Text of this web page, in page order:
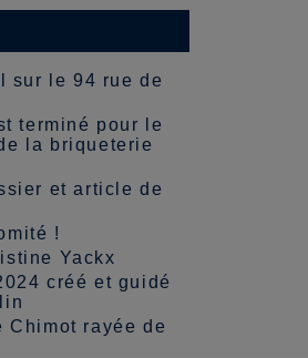
sur le 94 rue de
terminé pour le
la briqueterie
et article de
!
Yackx
créé et guidé
Chimot rayée de